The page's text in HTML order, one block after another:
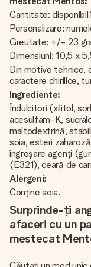
Cantitate:
Personalizare:
Greutate: +/- 23
Dimensiuni: 10,5 x
Din motive tehnice,
caractere chirilice,
Ingrediente:
Îndulcitori (xilitol,
acesulfam-K,
maltodextrină,
soia, esteri
îngroșare agenți
(E321), ceară de
Alergeni:
Conține soia.
Surprinde-ți
afaceri cu un
mestecat